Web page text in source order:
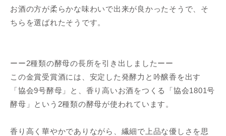
お酒の方が柔らかな味わいで出来が良かったそうで、そ
ちらを選ばれたそうです。
ーー2種類の酵母の長所を引き出しましたーー
この金賞受賞酒には、安定した発酵力と吟醸香を出す
「協会9号酵母」と、香り高いお酒をつくる「協会1801号
酵母」という2種類の酵母が使われています。
香り高く華やかでありながら、繊細で上品な優しさを思